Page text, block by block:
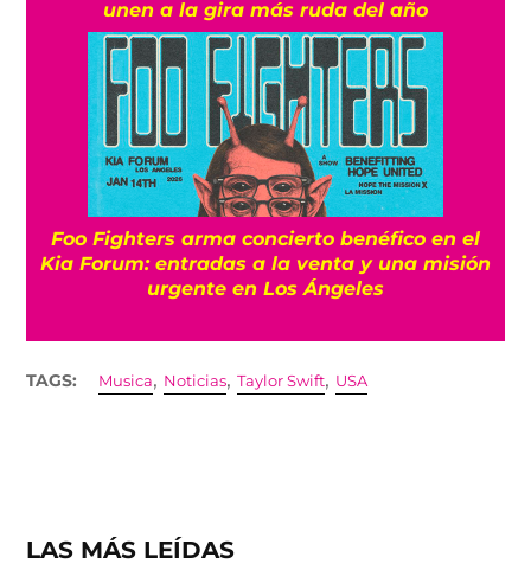
unen a la gira más ruda del año
Foo Fighters arma concierto benéfico en el
Kia Forum: entradas a la venta y una misión
urgente en Los Ángeles
TAGS: Musica, Noticias,Taylor Swift, USA
LAS MÁS LEÍDAS